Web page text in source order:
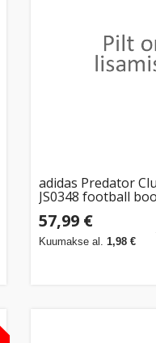
adidas Predator
JS0348 football
57,99 €
Kuumakse al.1,98 €